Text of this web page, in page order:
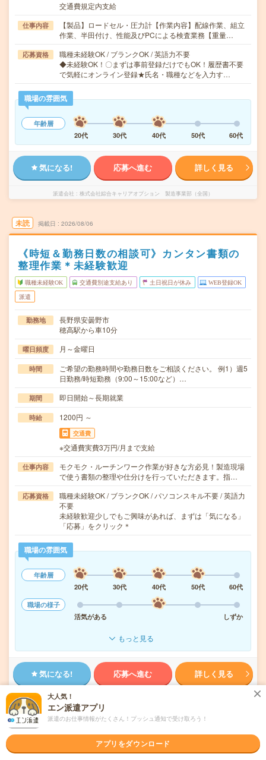
交通費規定内支給
仕事内容
【製品】ロードセル・圧力計【作業内容】配線作業、組立
作業、半田付け、性能及びPCによる検査業務【重量…
応募資格
職種未経験OK / ブランクOK / 英語力不要
◆未経験OK！〇まずは事前登録だけでもOK！履歴書不要
で気軽にオンライン登録★氏名・職種などを入力す…
職場の雰囲気
年齢層
20代
30代 40代 50代 60代
気になる! 応募へ進む 詳しく見る
派遣会社 株式会社綜合キャリアオプション 製造事業部（全国）
未読 掲載日 2026/08/06
《時短＆勤務日数の相談可》カンタン書類の
整理作業＊未経験歓迎
職種未経験OK 交通費別途支給あり 土日祝日が休み WEB登録OK
派遣
勤務地
長野県安曇野市
穂高駅から車10分
曜日頻度 月～金曜日
時間
ご希望の勤務時間や勤務日数をご相談ください。 例1）週5
日勤務/時短勤務（9:00～15:00など）…
期間 即日開始～長期就業
時給 1200円 ～
交通費
※交通費実費3万円/月まで支給
仕事内容
モクモク・ルーチンワーク作業が好きな方必見！製造現場
で使う書類の整理や仕分けを行っていただきます。指…
応募資格
職種未経験OK / ブランクOK / パソコンスキル不要 / 英語力
不要
未経験歓迎少しでもご興味があれば、まずは「気になる」
「応募」をクリック＊
職場の雰囲気
年齢層
20代
30代 40代 50代
60代
職場の様子
活気がある
しずか
もっと見る
気になる! 応募へ進む 詳しく見る
派遣会社
未読 掲載日
大人気！
エン派遣アプリ
派遣のお仕事情報がたくさん！プッシュ通知で受け取ろう！
アプリをダウンロード